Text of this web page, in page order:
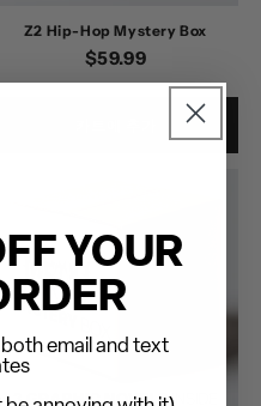
Z2 Hip-Hop Mystery Box
정
가
$59.99
YOUR
email and text